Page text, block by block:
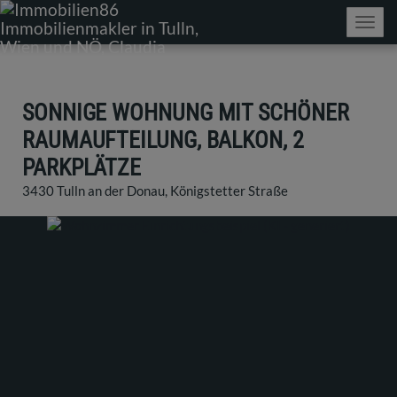
SONNIGE WOHNUNG MIT SCHÖNER
RAUMAUFTEILUNG, BALKON, 2
PARKPLÄTZE
3430 Tulln an der Donau , Königstetter Straße